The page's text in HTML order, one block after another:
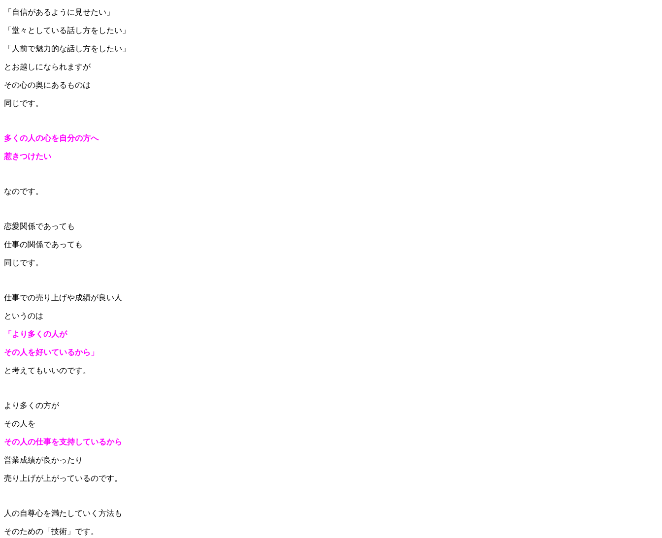
「自信があるように見せたい」
「堂々としている話し方をしたい」
「人前で魅力的な話し方をしたい」
とお越しになられますが
その心の奥にあるものは
同じです。
多くの人の心を自分の方へ
惹きつけたい
なのです。
恋愛関係であっても
仕事の関係であっても
同じです。
仕事での売り上げや成績が良い人
というのは
「より多くの人が
その人を好いているから」
と考えてもいいのです。
より多くの方が
その人を
その人の仕事を支持しているから
営業成績が良かったり
売り上げが上がっているのです。
人の自尊心を満たしていく方法も
そのための「技術」です。